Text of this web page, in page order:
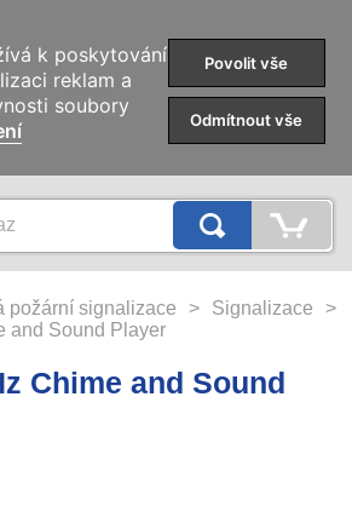
KATEGORIE
požární signalizace > Signalizace
>
and Sound Player
Chime and Sound
k poskytování
reklam a
soubory
Povolit vše
Odmítnout vše